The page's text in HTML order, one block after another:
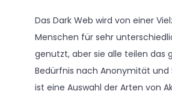
Das Dark Web wird von einer
Menschen für sehr
genutzt, aber sie alle teilen das
Bedürfnis nach Anonymität und
ist eine Auswahl der Arten von